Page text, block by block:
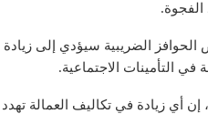
الضريبية سيؤدي إلى زيادة
التأمينات الاجتماعية.
أي زيادة في تكاليف العمالة تهدد